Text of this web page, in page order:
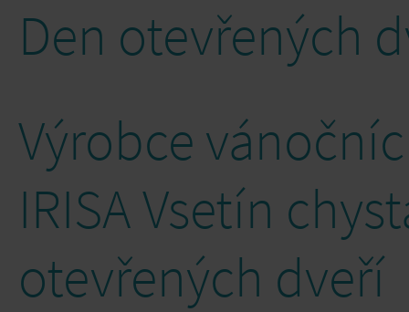
Den otevřených
Výrobce
IRISA Vsetín
otevřených dveří